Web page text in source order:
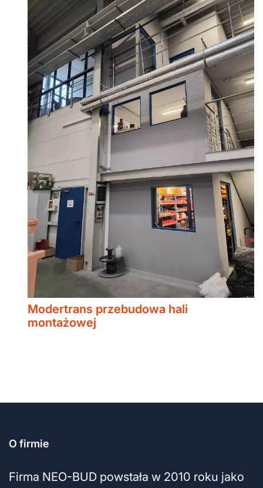
Modertrans przebudowa hali
montażowej
O firmie
Firma NEO-BUD powstała w 2010 roku jako